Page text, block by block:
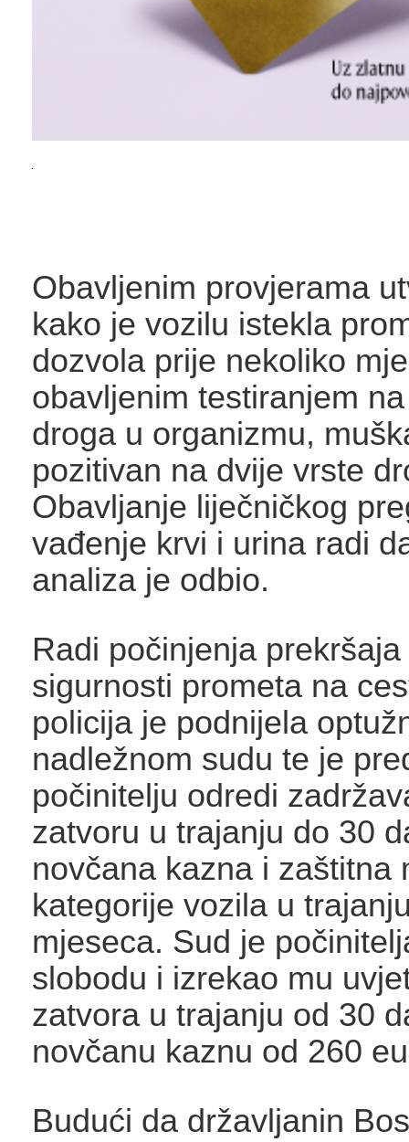
Obavljenim provjerama
kako je vozilu istekla
dozvola prije nekoliko
obavljenim testiranjem
droga u organizmu,
pozitivan na dvije vrste
Obavljanje liječničkog
vađenje krvi i urina radi
analiza je odbio.
Radi počinjenja
sigurnosti prometa na
policija je podnijela
nadležnom sudu te je
počinitelju odredi
zatvoru u trajanju do 30
novčana kazna i zaštitna
kategorije vozila u
mjeseca. Sud je
slobodu i izrekao mu
zatvora u trajanju od 30
novčanu kaznu od 260
Budući da državljanin